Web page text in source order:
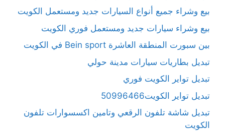
بيع وشراء جميع أنواع السيارات جديد ومستعمل الكويت
بيع وشراء سيارات جديد ومستعمل فوري الكويت
بين سبورت المنطقة العاشرة Bein sport في الكويت
تبديل بطاريات سيارات مدينة حولي
تبديل تواير الكويت فوري
تبديل تواير الكويت50996466
تبديل شاشة تلفون الرقعي وتامين اكسسوارات تلفون
الكويت